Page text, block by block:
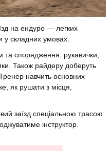
на ендуро — легких
у складних умовах.
та спорядження: рукавички,
Також райдеру доберуть
навчить основних
як рушати з місця,
заїзд спеціальною трасою
інструктор.